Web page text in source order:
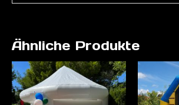
Ähnliche Produkte